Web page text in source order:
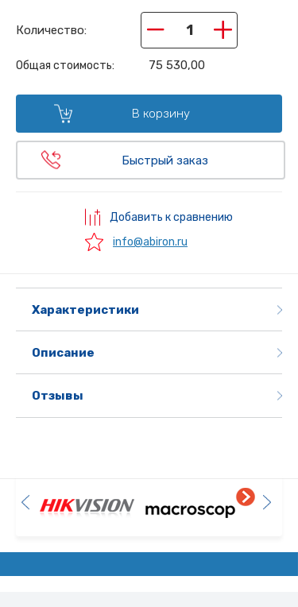
Количество: − +
Общая стоимость: 75 530,00
В корзину
Быстрый заказ
Добавить к сравнению
info@abiron.ru
Характеристики
Описание
Отзывы